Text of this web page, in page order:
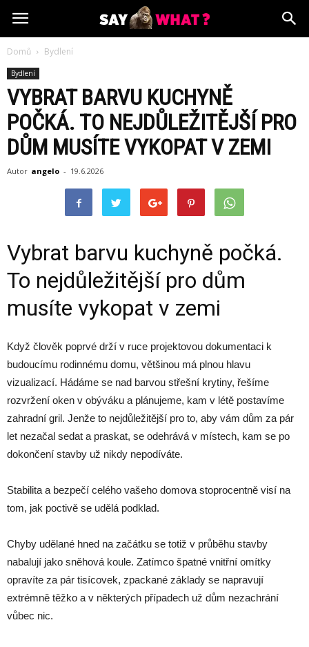
Domů Bydlení
Bydlení
VYBRAT BARVU KUCHYNĚ
POČKÁ. TO NEJDŮLEŽITĚJŠÍ PRO
DŮM MUSÍTE VYKOPAT V ZEMI
Autor angelo - 19.6.2026
Vybrat barvu kuchyně počká.
To nejdůležitější pro dům
musíte vykopat v zemi
Když člověk poprvé drží v ruce projektovou dokumentaci k
budoucímu rodinnému domu, většinou má plnou hlavu
vizualizací. Hádáme se nad barvou střešní krytiny, řešíme
rozvržení oken v obýváku a plánujeme, kam v létě postavíme
zahradní gril. Jenže to nejdůležitější pro to, aby vám dům za pár
let nezačal sedat a praskat, se odehrává v místech, kam se po
dokončení stavby už nikdy nepodíváte.
Stabilita a bezpečí celého vašeho domova stoprocentně visí na
tom, jak poctivě se udělá podklad.
Chyby udělané hned na začátku se totiž v průběhu stavby
nabalují jako sněhová koule. Zatímco špatné vnitřní omítky
opravíte za pár tisícovek, zpackané základy se napravují
extrémně těžko a v některých případech už dům nezachrání
vůbec nic.